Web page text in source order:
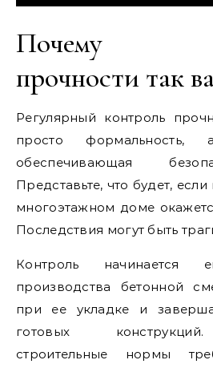
Почему
прочности так
Регулярный контроль
просто формальность,
обеспечивающая
Представьте, что будет,
многоэтажном доме
Последствия могут быть
Контроль
производства бетонной
при ее укладке и
готовых
строительные нормы